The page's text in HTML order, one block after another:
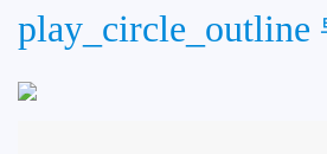
play_circle_outline